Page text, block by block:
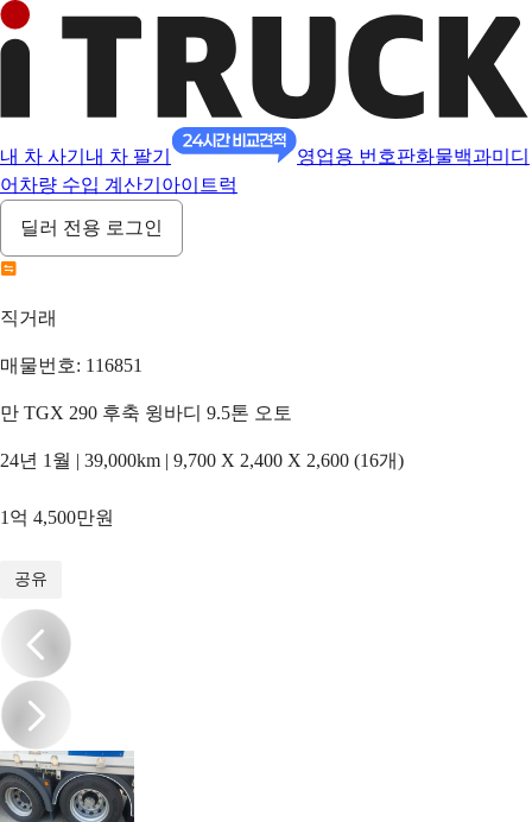
내 차 사기 내 차 팔기 영업용 번호판화물백과미디
어 차량 수입 계산기 아이트럭
딜러 전용 로그인
직거래
매물번호: 116851
만 TGX 290 후축 윙바디 9.5톤 오토
24년 1월 | 39,000km | 9,700 X 2,400 X 2,600 (16개)
1억 4,500만원
공유
/16